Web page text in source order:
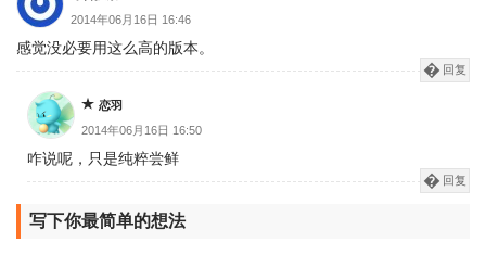
2014年06月16日 16:46
感觉没必要用这么高的版本。
回复
恋羽
2014年06月16日 16:50
咋说呢，只是纯粹尝鲜
回复
写下你最简单的想法